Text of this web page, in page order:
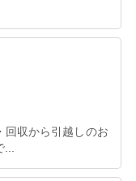
回収から引越しのお